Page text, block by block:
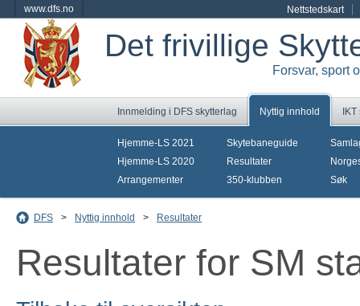
www.dfs.no Nettstedskart
Det frivillige
Forsvar, sport
Innmelding i DFS skytterlag Nyttig innhold
Hjemme-LS 2021
Hjemme-LS 2020
Arrangementer
Skytebaneguide
Resultater
350-klubben
Søk
DFS > Nyttig innhold > Resultater
Resultater for SM